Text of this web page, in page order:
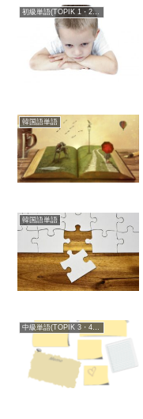
初級単語(TOPIK 1・2級)
韓国語単語
韓国語単語
中級単語(TOPIK 3・4級)